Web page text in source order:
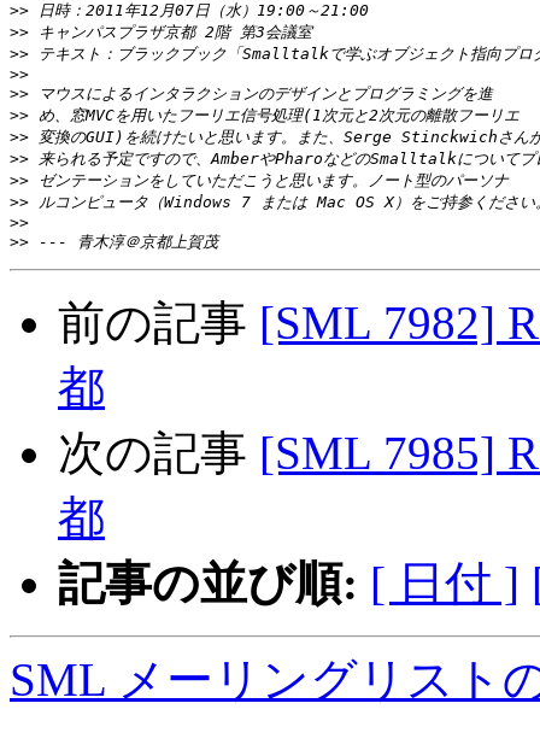
>>
>>
>>
>>
>>
>>
>>
>>
>>
>>
>>
>>
前の記事 [SML 7982]
都
次の記事 [SML 7985]
都
記事の並び順: [ 日付 ]
SML メーリングリスト